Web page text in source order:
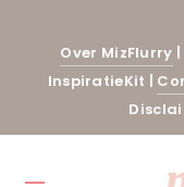
Over MizFlurry |
InspiratieKit |